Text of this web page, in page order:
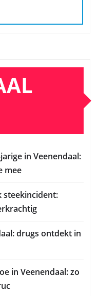
in Veenendaal:
mee
steekincident:
drugs ontdekt in
in Veenendaal: zo